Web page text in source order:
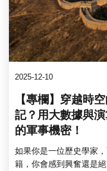
2025-12-10
【專欄】穿越時
記？用大數據與
的軍事機密！
如果你是一位歷史學家
籍，你會感到興奮還是